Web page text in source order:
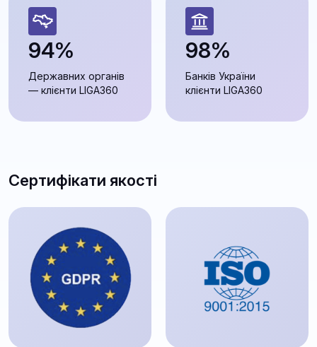
94%
Державних органів
— клієнти LIGA360
98%
Банків України
клієнти LIGA360
Сертифікати якості